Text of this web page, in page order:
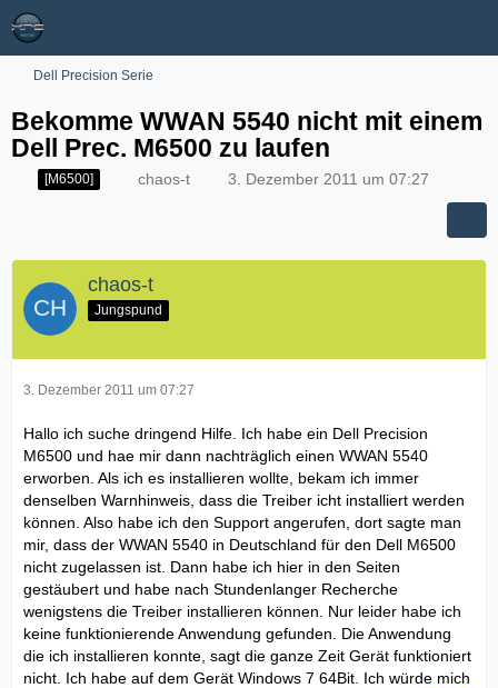
Dell Precision Serie
Bekomme WWAN 5540 nicht mit einem
Dell Prec. M6500 zu laufen
[M6500] chaos-t 3. Dezember 2011 um 07:27
chaos-t
Jungspund
3. Dezember 2011 um 07:27
Hallo ich suche dringend Hilfe. Ich habe ein Dell Precision
M6500 und hae mir dann nachträglich einen WWAN 5540
erworben. Als ich es installieren wollte, bekam ich immer
denselben Warnhinweis, dass die Treiber icht installiert werden
können. Also habe ich den Support angerufen, dort sagte man
mir, dass der WWAN 5540 in Deutschland für den Dell M6500
nicht zugelassen ist. Dann habe ich hier in den Seiten
gestäubert und habe nach Stundenlanger Recherche
wenigstens die Treiber installieren können. Nur leider habe ich
keine funktionierende Anwendung gefunden. Die Anwendung
die ich installieren konnte, sagt die ganze Zeit Gerät funktioniert
nicht. Ich habe auf dem Gerät Windows 7 64Bit. Ich würde mich